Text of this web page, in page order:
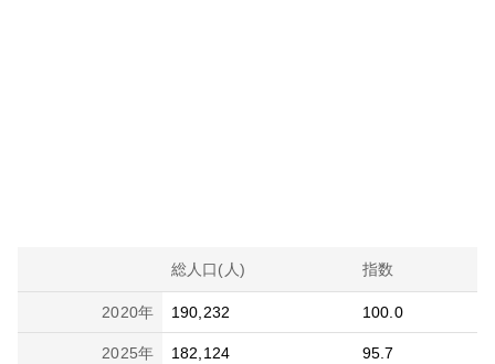
総人口(人) 指数
2020年 190,232 100.0
2025年 182,124 95.7